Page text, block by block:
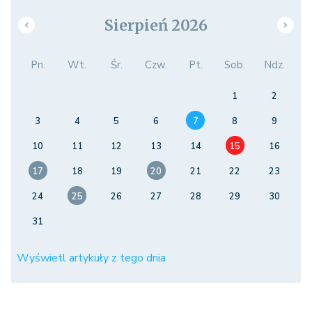
Sierpień 2026
Pn. Wt. Śr. Czw. Pt. Sob. Ndz.
1
2
3
4 5 6 7 8
9
10
11 12 13 14 15
16
17
18 19 20 21 22
23
24
25 26 27 28 29
30
31
Wyświetl artykuły z tego dnia